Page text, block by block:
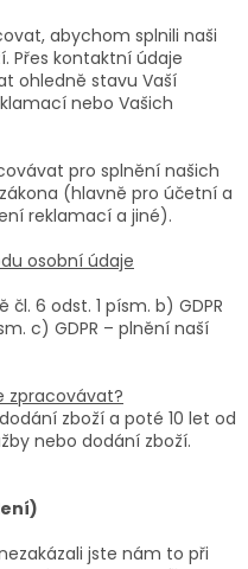
abychom splnili naši
Přes kontaktní údaje
ohledně stavu Vaší
nebo Vašich
pro splnění našich
(hlavně pro účetní a
reklamací a jiné).
osobní údaje
6 odst. 1 písm. b) GDPR
c) GDPR – plnění naší
zpracovávat?
zboží a poté 10 let od
nebo dodání zboží.
jste nám to při